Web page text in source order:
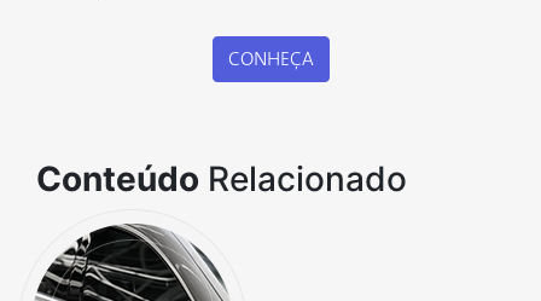
CONHEÇA
Conteúdo Relacionado